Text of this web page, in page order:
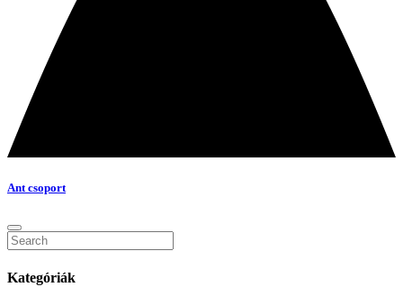
Ant csoport
Kategóriák